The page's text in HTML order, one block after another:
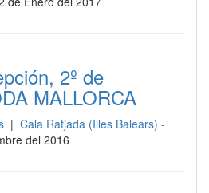
2º de
MALLORCA
| Cala Ratjada (Illes Balears) -
del 2016